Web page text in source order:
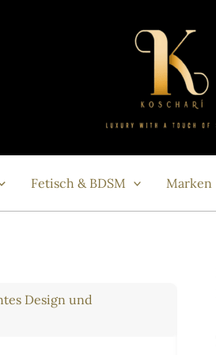
Fetisch & BDSM Marken